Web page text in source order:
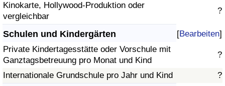
Kinokarte, Hollywood-Produktion oder
vergleichbar
?
Schulen und Kindergärten [Bearbeiten]
Private Kindertagesstätte oder Vorschule mit
Ganztagsbetreuung pro Monat und Kind
?
Internationale Grundschule pro Jahr und Kind ?